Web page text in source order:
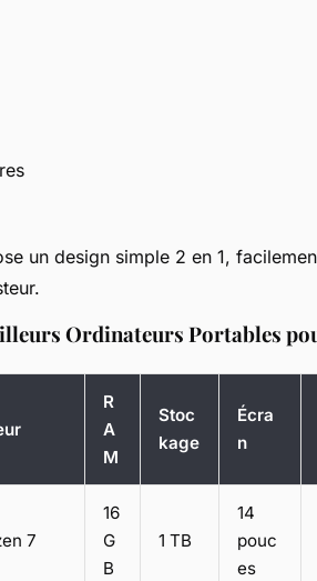
un design simple 2 en 1,
Ordinateurs Portables
R
A
M
Stoc
kage
Écra
n
7
16
G
B
1 TB
14
pouc
es